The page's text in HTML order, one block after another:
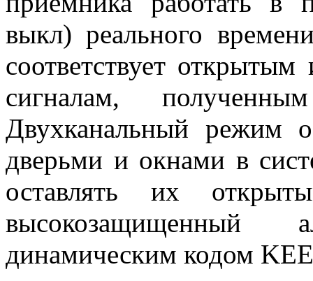
выкл) реального
соответствует
сигналам,
Двухканальный режим
дверьми и окнами в
оставлять их
высокозащищенный
динамическим кодом